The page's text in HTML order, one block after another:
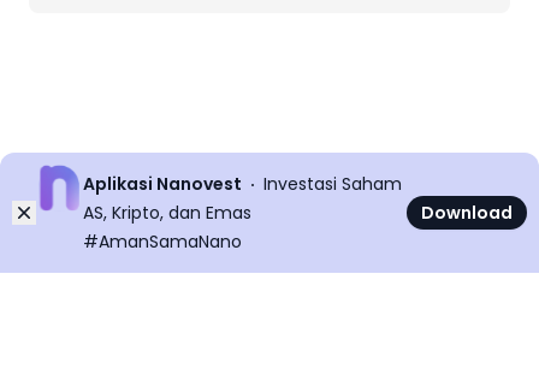
Dismiss
Aplikasi Nanovest
Investasi Saham
AS, Kripto, dan Emas
#AmanSamaNano
Download